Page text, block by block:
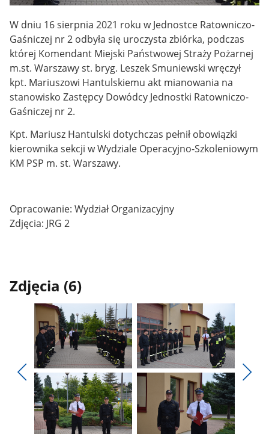
W dniu 16 sierpnia 2021 roku w Jednostce Ratowniczo-
Gaśniczej nr 2 odbyła się uroczysta zbiórka, podczas
której Komendant Miejski Państwowej Straży Pożarnej
m.st. Warszawy st. bryg. Leszek Smuniewski wręczył
kpt. Mariuszowi Hantulskiemu akt mianowania na
stanowisko Zastępcy Dowódcy Jednostki Ratowniczo-
Gaśniczej nr 2.
Kpt. Mariusz Hantulski dotychczas pełnił obowiązki
kierownika sekcji w Wydziale Operacyjno-Szkoleniowym
KM PSP m. st. Warszawy.
Opracowanie: Wydział Organizacyjny
Zdjęcia: JRG 2
Zdjęcia (6)
Pokaż
poprzednie
zdjęcia
Pokaż
zdjęcie
1
z
galerii.
Pokaż
z
galerii.